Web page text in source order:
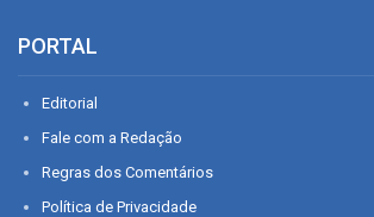
PORTAL
Editorial
Fale com a Redação
Regras dos Comentários
Política de Privacidade